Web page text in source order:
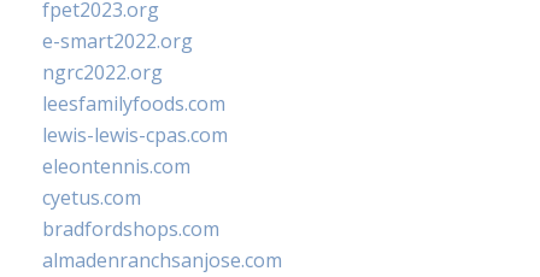
fpet2023.org
e-smart2022.org
ngrc2022.org
leesfamilyfoods.com
lewis-lewis-cpas.com
eleontennis.com
cyetus.com
bradfordshops.com
almadenranchsanjose.com